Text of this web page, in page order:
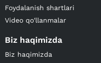
Foydalanish shartlari
Video qo'llanmalar
Biz haqimizda
Biz haqimizda